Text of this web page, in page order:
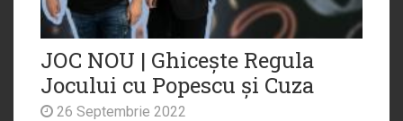
JOC NOU | Ghicește Regula
Jocului cu Popescu și Cuza
26 Septembrie 2022